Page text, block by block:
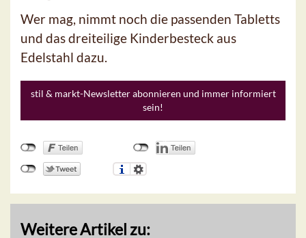
Wer mag, nimmt noch die passenden Tabletts
und das dreiteilige Kinderbesteck aus
Edelstahl dazu.
stil & markt-Newsletter abonnieren und immer informiert
sein!
Weitere Artikel zu: